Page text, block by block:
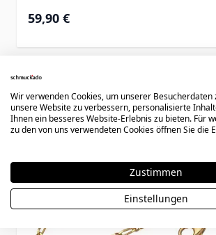
Ab
59,90 €
Wir verwenden Cookies, um unserer Besucherdaten
unsere Website zu verbessern, personalisierte
Ihnen ein besseres Website-Erlebnis zu bieten. Für
zu den von uns verwendeten Cookies öffnen Sie die
Zustimmen
Einstellungen